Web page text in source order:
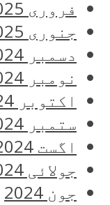
فروری 2025
جنوری 2025
دسمبر 2024
نومبر 2024
اکتوبر 2024
ستمبر 2024
اگست 2024
جولائی 2024
جون 2024